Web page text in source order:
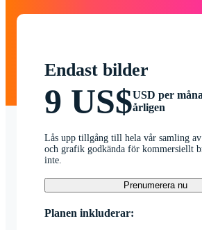
Endast bilder
9 US$USD per
årligen
Lås upp tillgång till hela vår samling
och grafik godkända för kommersiellt
inte.
Prenumerera nu
Planen inkluderar: